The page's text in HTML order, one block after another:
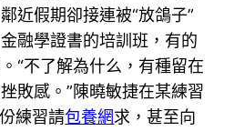
近假期卻接連被“放鴿子”
融學證書的培訓班，有的
“不了解為什么，有種留在
敗感。”陳曉敏捷在某練習
練習請包養網求，甚至向